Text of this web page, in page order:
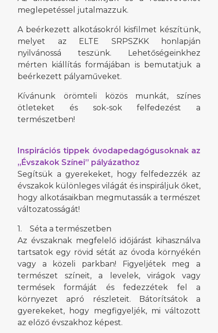
meglepetéssel jutalmazzuk.
A beérkezett alkotásokról kisfilmet készítünk,
melyet az ELTE SRPSZKK honlapján
nyilvánossá teszünk. Lehetőségeinkhez
mérten kiállítás formájában is bemutatjuk a
beérkezett pályaműveket.
Kívánunk örömteli közös munkát, színes
ötleteket és sok-sok felfedezést a
természetben!
Inspirációs tippek óvodapedagógusoknak az
„Évszakok Színei” pályázathoz
Segítsük a gyerekeket, hogy felfedezzék az
évszakok különleges világát és inspiráljuk őket,
hogy alkotásaikban megmutassák a természet
változatosságát!
1. Séta a természetben
Az évszaknak megfelelő időjárást kihasználva
tartsatok egy rövid sétát az óvoda környékén
vagy a közeli parkban! Figyeljétek meg a
természet színeit, a levelek, virágok vagy
termések formáját és fedezzétek fel a
környezet apró részleteit. Bátorítsátok a
gyerekeket, hogy megfigyeljék, mi változott
az előző évszakhoz képest.